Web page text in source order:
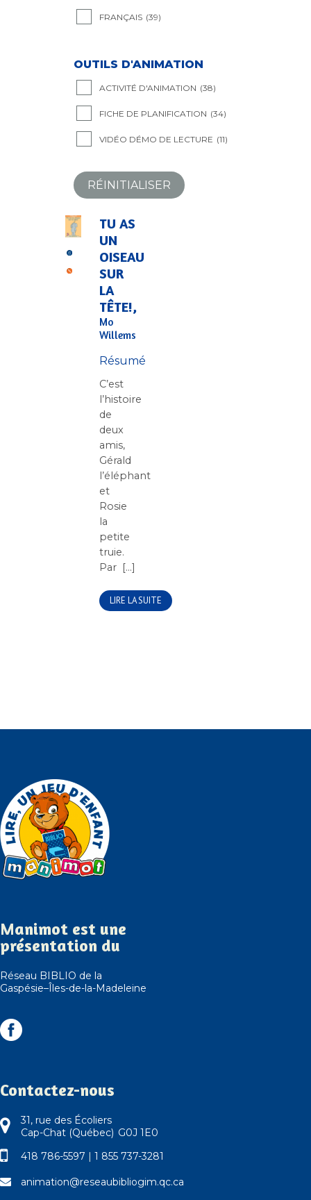
FRANÇAIS (39)
OUTILS D'ANIMATION
ACTIVITÉ D'ANIMATION (38)
FICHE DE PLANIFICATION (34)
VIDÉO DÉMO DE LECTURE (11)
RÉINITIALISER
TU AS
UN
OISEAU
SUR
LA
TÊTE!,
Mo
Willems
Résumé
C’est
l’histoire
de
deux
amis,
Gérald
l’éléphant
et
Rosie
la
petite
truie.
Par [...]
LIRE LA SUITE
Manimot est une
présentation du
Réseau BIBLIO de la
Gaspésie–Îles-de-la-Madeleine
Contactez-nous
31, rue des Écoliers
Cap-Chat (Québec) G0J 1E0
418 786-5597
1 855 737-3281
animation@reseaubibliogim.qc.ca